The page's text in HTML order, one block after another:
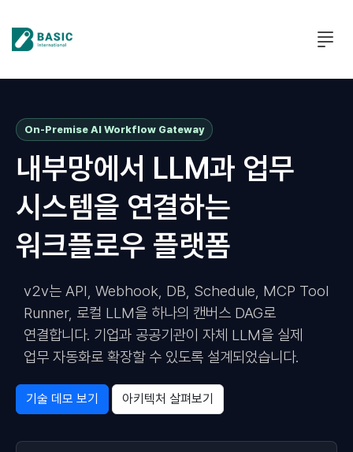
On-Premise AI Workflow Gateway
내부망에서 LLM과 업무
시스템을 연결하는
워크플로우 플랫폼
v2v는 API, Webhook, DB, Schedule, MCP Tool
Runner, 로컬 LLM을 하나의 캔버스 DAG로
연결합니다. 기업과 공공기관이 자체 LLM을 실제
업무 자동화로 확장할 수 있도록 설계되었습니다.
기술 데모 보기 아키텍처 살펴보기